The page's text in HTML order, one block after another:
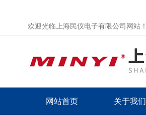
欢迎光临上海民仪电子有限公司网站！
网站首页 关于我们